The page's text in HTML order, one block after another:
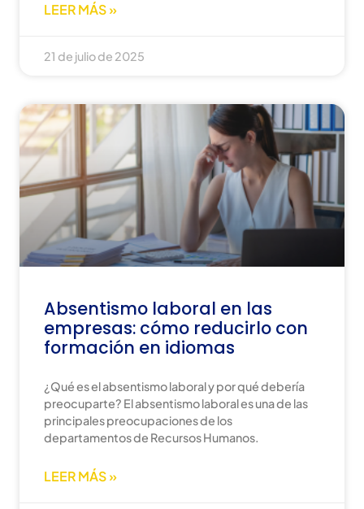
LEER MÁS »
21 de julio de 2025
Absentismo laboral en las
empresas: cómo reducirlo con
formación en idiomas
¿Qué es el absentismo laboral y por qué debería
preocuparte? El absentismo laboral es una de las
principales preocupaciones de los
departamentos de Recursos Humanos.
LEER MÁS »